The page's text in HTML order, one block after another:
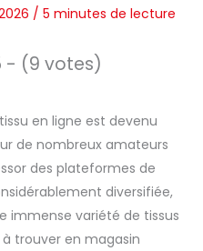
/ 5 minutes de lecture
- (9 votes)
en ligne est devenu
de nombreux amateurs
des plateformes de
diversifiée,
immense variété de tissus
trouver en magasin